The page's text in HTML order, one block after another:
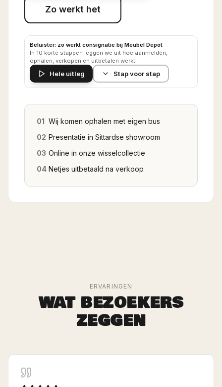
Zo werkt het
Beluister: zo werkt consignatie bij Meubel Depot
In 10 korte stappen leggen we uit hoe aanmelden,
ophalen, verkopen en uitbetalen werkt.
Hele uitleg Stap voor stap
01 Wij komen ophalen met eigen bus
02 Presentatie in Sittardse showroom
03 Online in onze wisselcollectie
04 Netjes uitbetaald na verkoop
ERVARINGEN
WAT BEZOEKERS
ZEGGEN